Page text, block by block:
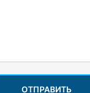
ОТПРАВИТЬ